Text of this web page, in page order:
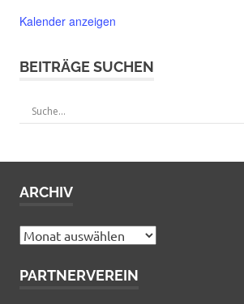
Kalender anzeigen
BEITRÄGE SUCHEN
ARCHIV
Archiv
PARTNERVEREIN